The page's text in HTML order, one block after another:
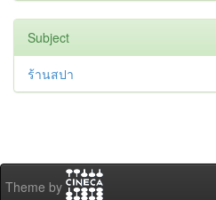
Subject
ร้านสปา
Theme by